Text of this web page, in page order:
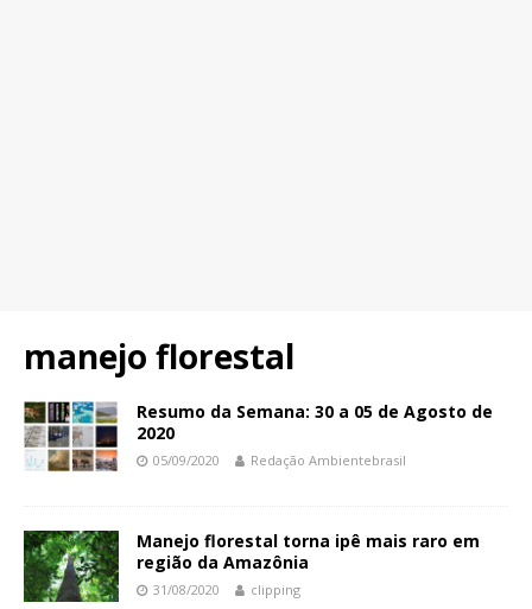
manejo florestal
Resumo da Semana: 30 a 05 de Agosto de
2020
05/09/2020 Redação Ambientebrasil
Manejo florestal torna ipê mais raro em
região da Amazônia
31/08/2020 clipping